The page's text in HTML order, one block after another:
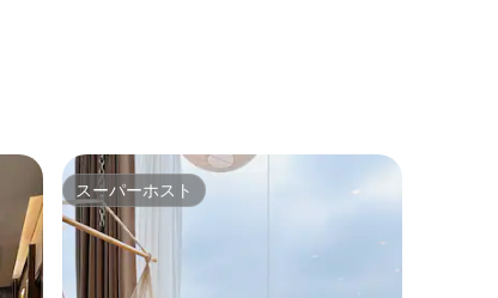
スーパーホスト
スーパーホスト